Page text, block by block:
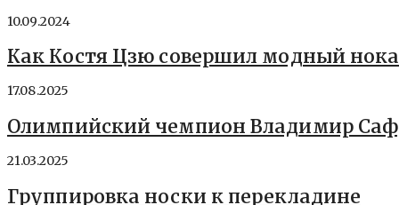
10.09.2024
Как Костя Цзю совершил модный
17.08.2025
Олимпийский чемпион Владимир
21.03.2025
Группировка носки к перекладине